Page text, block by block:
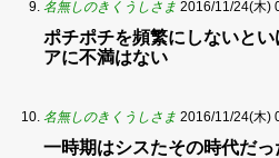
名無しのきくうしさま 2016/11/24(木)
ポチポチを頻繁にしないと
アに不満はない
名無しのきくうしさま 2016/11/24(木)
一時期はシスたその時代だっ